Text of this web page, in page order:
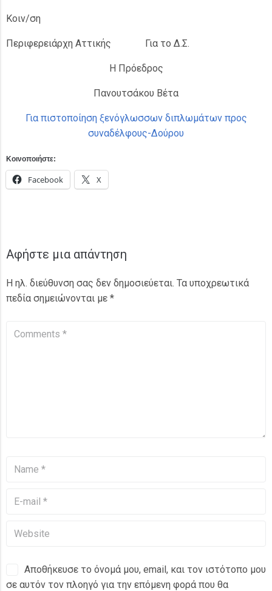
Κοιν/ση
Περιφερειάρχη Αττικής Για το Δ.Σ.
Η Πρόεδρος
Πανουτσάκου Βέτα
Για πιστοποίηση ξενόγλωσσων διπλωμάτων προς
συναδέλφους-Δούρου
Κοινοποιήστε:
Facebook X
Αφήστε μια απάντηση
Η ηλ. διεύθυνση σας δεν δημοσιεύεται. Τα υποχρεωτικά
πεδία σημειώνονται με *
Αποθήκευσε το όνομά μου, email, και τον ιστότοπο μου
σε αυτόν τον πλοηγό για την επόμενη φορά που θα